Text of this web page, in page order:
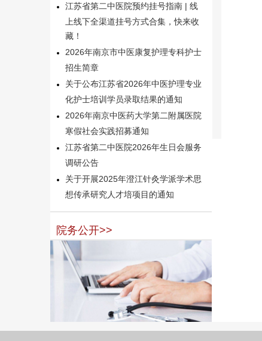
江苏省第二中医院预约挂号指南 | 线
上线下全渠道挂号方式合集，快来收
藏！
2026年南京市中医康复护理专科护士
招生简章
关于公布江苏省2026年中医护理专业
化护士培训学员录取结果的通知
2026年南京中医药大学第二附属医院
寒假社会实践招募通知
江苏省第二中医院2026年生日会服务
调研公告
关于开展2025年澄江针灸学派学术思
想传承研究人才培项目的通知
院务公开>>